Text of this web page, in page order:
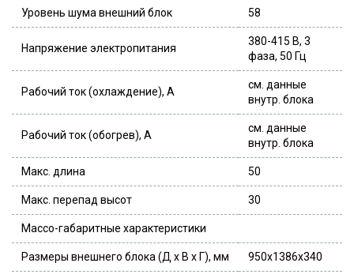
Уровень шума внешний блок 58
Напряжение электропитания
380-415 В, 3
фаза, 50 Гц
Рабочий ток (охлаждение), А
см. данные
внутр. блока
Рабочий ток (обогрев), А
см. данные
внутр. блока
Макс. длина 50
Макс. перепад высот 30
Массо-габаритные характеристики
Размеры внешнего блока (Д x В x Г), мм 950x1386x340